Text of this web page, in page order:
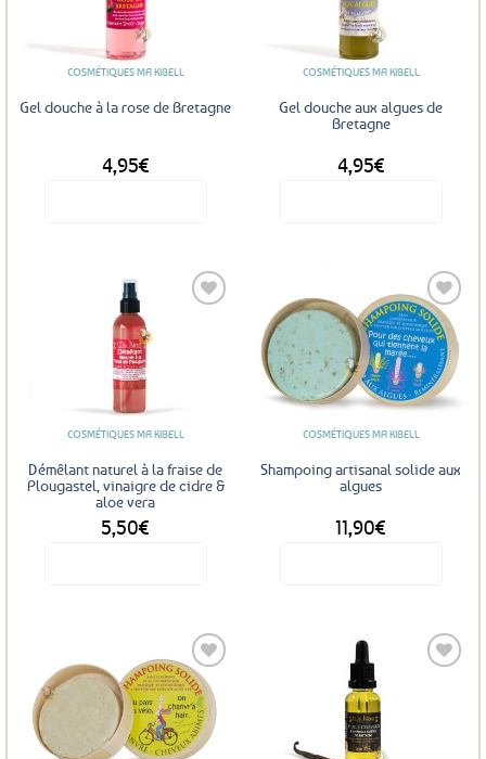
COSMÉTIQUES MA KIBELL
Gel douche à la rose de Bretagne
4,95€
COSMÉTIQUES MA KIBELL
Gel douche aux algues de
Bretagne
4,95€
COSMÉTIQUES MA KIBELL
Démêlant naturel à la fraise de
Plougastel, vinaigre de cidre &
aloe vera
5,50€
Ajouter
aux
favoris
COSMÉTIQUES MA KIBELL
Shampoing artisanal solide aux
algues
11,90€
Ajouter
aux
favoris